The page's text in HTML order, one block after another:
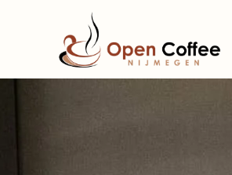
Terug naar hoofdinhoud